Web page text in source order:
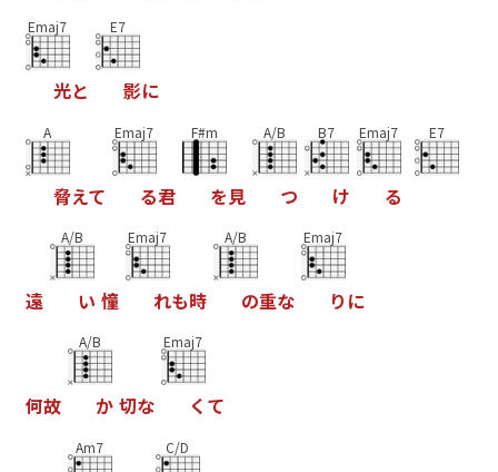
Emaj7
光と
E7
影に
A
脅えて
Emaj7
る君
F#m
を見
A/B
つ
B7
け
Emaj7
る
E7
遠
A/B
い 憧
Emaj7
れも時
A/B
の重な
Emaj7
り に
何故
A/B
か 切な
Emaj7
く て
Am7 C/D